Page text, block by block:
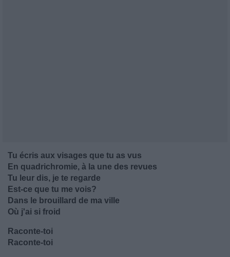
Tu écris aux visages que tu as vus
En quadrichromie, à la une des revues
Tu leur dis, je te regarde
Est-ce que tu me vois?
Dans le brouillard de ma ville
Où j'ai si froid
Raconte-toi
Raconte-toi